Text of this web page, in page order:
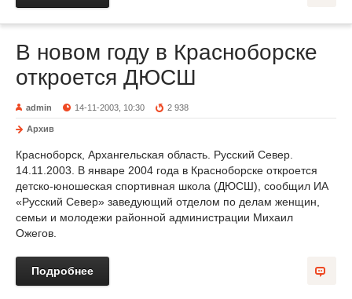
В новом году в Красноборске
откроется ДЮСШ
admin 14-11-2003, 10:30 2 938
Архив
Красноборск, Архангельская область. Русский Север.
14.11.2003. В январе 2004 года в Красноборске откроется
детско-юношеская спортивная школа (ДЮСШ), сообщил ИА
«Русский Север» заведующий отделом по делам женщин,
семьи и молодежи районной администрации Михаил
Ожегов.
Подробнее